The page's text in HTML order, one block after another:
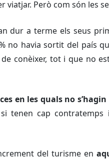
Però com són les
dur a terme els seus
no havia sortit del país
conèixer, tot i que no
en les quals no
tenen cap
del turisme en